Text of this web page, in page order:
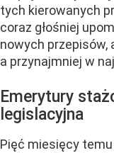
tych kierowanych
coraz głośniej
nowych przepisów,
a przynajmniej w
Emerytury
legislacyjna
Pięć miesięcy